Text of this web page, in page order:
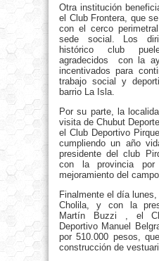
Otra institución
el Club Frontera, que
con el cerco
sede social. Los
histórico club
agradecidos con la
incentivados para
trabajo social y
barrio La Isla.
Por su parte, la
visita de Chubut
el Club Deportivo
cumpliendo un año
presidente del club
con la provincia por
mejoramiento del
Finalmente el día
Cholila, y con la
Martín Buzzi , el
Deportivo Manuel
por 510.000 pesos,
construcción de